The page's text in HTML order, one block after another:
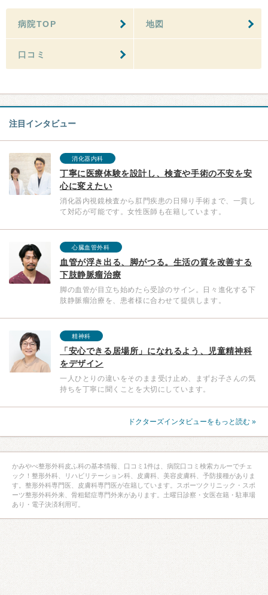
病院TOP 地図
口コミ
注目インタビュー
消化器内科
丁寧に医療体験を設計し、検査や手術の不安を安
心に変えたい
消化器内視鏡検査から肛門疾患の日帰り手術まで、一貫し
て対応が可能です。女性医師も在籍しています。
心臓血管外科
血管が浮き出る、脚がつる。生活の質を改善する
下肢静脈瘤治療
脚の血管が目立ち始めたら受診のサイン。日々進化する下
肢静脈瘤治療を、患者様に合わせて提供します。
精神科
「安心できる居場所」になれるよう、児童精神科
をデザイン
一人ひとりの違いをそのまま受け止め、まずお子さんの気
持ちを丁寧に聞くことを大切にしています。
ドクターズインタビューをもっと読む »
かみやべ整形外科皮ふ科の基本情報、口コミ1件は、病院口コミ検索カルーでチェ
ック！整形外科、リハビリテーション科、皮膚科、美容皮膚科、予防接種がありま
す。整形外科専門医、皮膚科専門医が在籍しています。スポーツクリニック・スポ
ーツ整形外科外来、骨粗鬆症専門外来があります。土曜日診察・女医在籍・駐車場
あり・電子決済利用可。